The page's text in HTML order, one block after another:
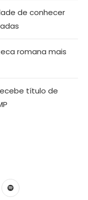
de conhecer
romana mais
título de